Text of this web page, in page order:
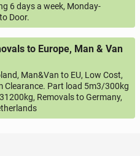
6 days a week, Monday-
Door.
to Europe, Man & Van
Man&Van to EU, Low Cost,
Clearance. Part load 5m3/300kg
Removals to Germany,